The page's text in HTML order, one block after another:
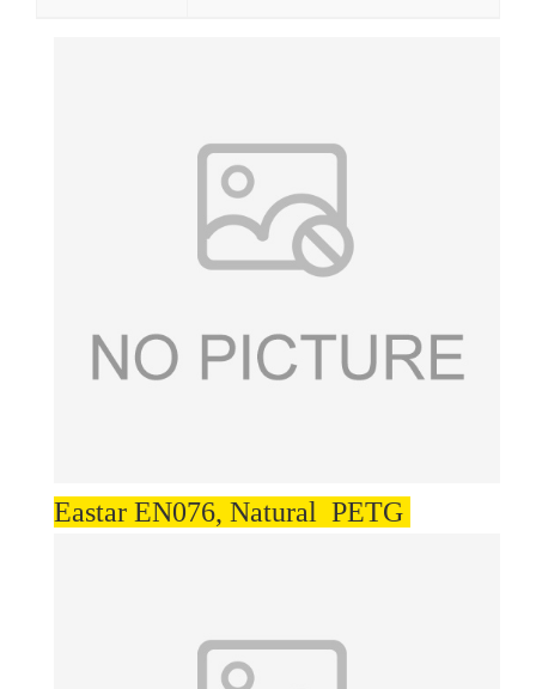
Eastar EN076, Natural PETG